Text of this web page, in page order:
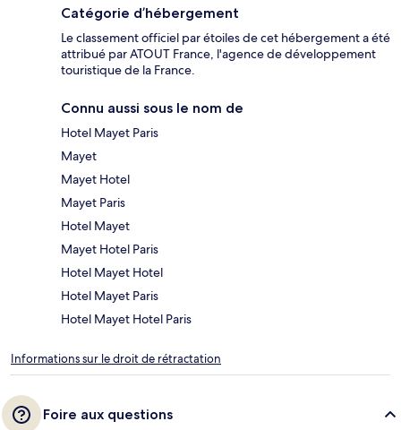
Catégorie d’hébergement
Le classement officiel par étoiles de cet hébergement a été
attribué par ATOUT France, l'agence de développement
touristique de la France.
Connu aussi sous le nom de
Hotel Mayet Paris
Mayet
Mayet Hotel
Mayet Paris
Hotel Mayet
Mayet Hotel Paris
Hotel Mayet Hotel
Hotel Mayet Paris
Hotel Mayet Hotel Paris
Informations sur le droit de rétractation
Foire aux questions